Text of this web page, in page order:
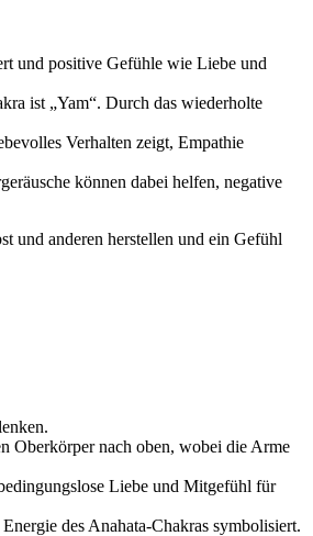
und positive Gefühle wie Liebe und
ist „Yam“. Durch das wiederholte
Verhalten zeigt, Empathie
können dabei helfen, negative
und anderen herstellen und ein Gefühl
Oberkörper nach oben, wobei die Arme
Liebe und Mitgefühl für
des Anahata-Chakras symbolisiert.